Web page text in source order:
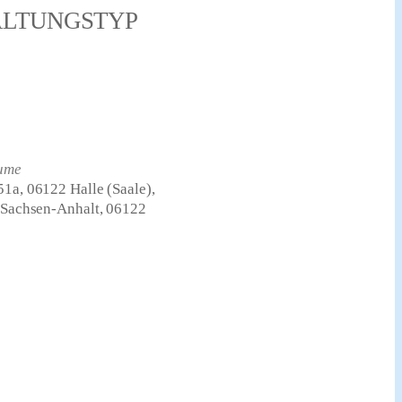
06122 Halle (Saale),
Anhalt, 06122